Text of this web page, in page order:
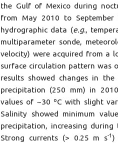
the Gulf of Mexico during
from May 2010 to September
hydrographic data (e.g.,
multiparameter sonde,
velocity) were acquired from a
surface circulation pattern was
results showed changes in
precipitation (250 mm) in
values of ~30 ºC with slight
Salinity showed minimum
precipitation, increasing
Strong currents (> 0.25 m s-1)